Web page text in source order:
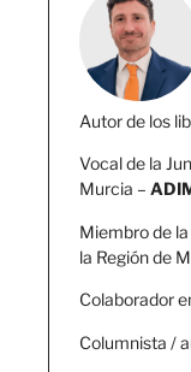
Autor de los
Vocal de la
Murcia –
Miembro de
la Región de
Colaborador
Columnista /